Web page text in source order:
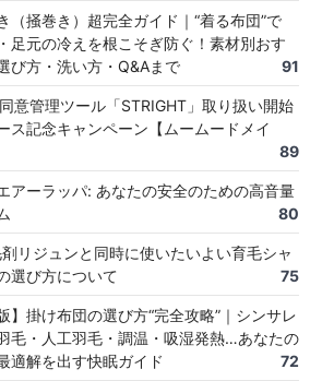
（掻巻き）超完全ガイド｜“着る布団”で
足元の冷えを根こそぎ防ぐ！素材別おす
び方・洗い方・Q&Aまで
91
意管理ツール「STRIGHT」取り扱い開始
ス記念キャンペーン【ムームードメイ
89
アーラッパ: あなたの安全のための高音量
80
リジュンと同時に使いたいよい育毛シャ
選び方について
75
】掛け布団の選び方“完全攻略”｜シンサレ
毛・人工羽毛・調温・吸湿発熱…あなたの
適解を出す快眠ガイド
72